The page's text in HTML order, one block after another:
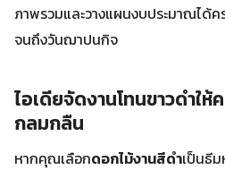
ภาพรวมและวางแผนงบประมาณได้
จนถึงวันฌาปนกิจ
ไอเดียจัดงานโทนขาวดำใ
กลมกลืน
หากคุณเลือกดอกไม้งานสีดําเป็นธี